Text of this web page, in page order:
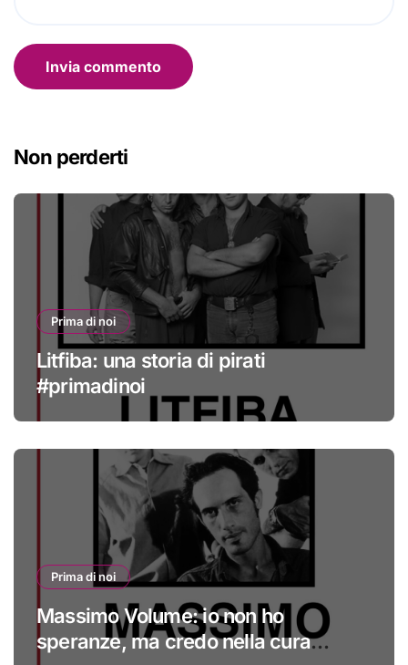
Non perderti
Prima di noi
Litfiba: una storia di pirati
#primadinoi
Prima di noi
Massimo Volume: io non ho
speranze, ma credo nella cura